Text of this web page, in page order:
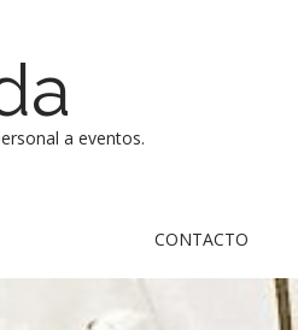
a eventos.
CONTACTO